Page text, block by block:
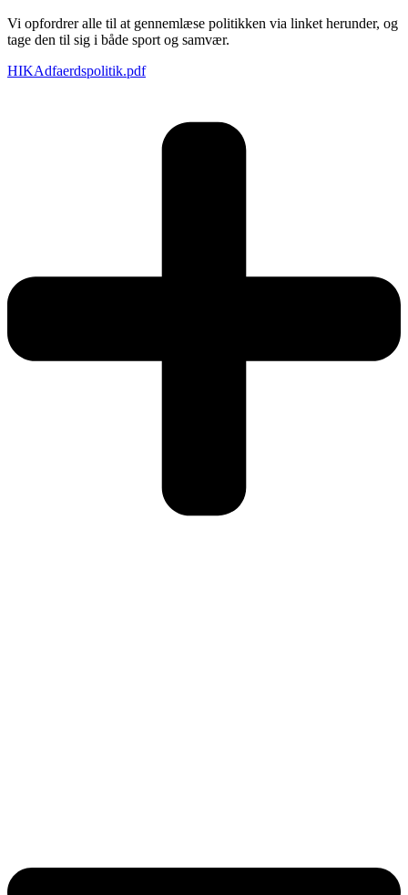
Vi opfordrer alle til at gennemlæse politikken via linket herunder, og
tage den til sig i både sport og samvær.
HIKAdfaerdspolitik.pdf